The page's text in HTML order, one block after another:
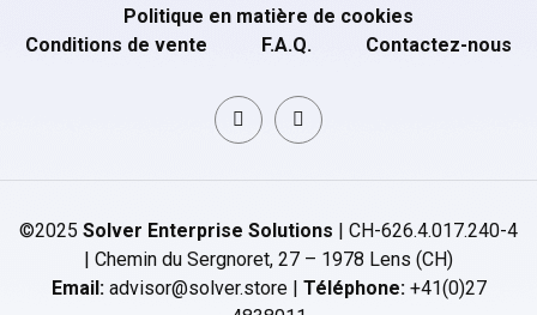
Politique en matière de cookies
Conditions de vente
F.A.Q. Contactez-nous
©2025 Solver Enterprise Solutions | CH-626.4.017.240-4
| Chemin du Sergnoret, 27 – 1978 Lens (CH)
Email:advisor@solver.store | Téléphone:+41(0)27